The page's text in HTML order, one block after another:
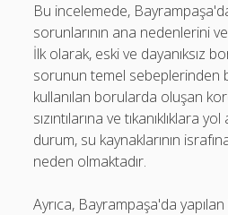
Bu incelemede,
sorunlarının ana nedenlerini
İlk olarak, eski ve dayanıksız
sorunun temel sebeplerinden
kullanılan borularda oluşan
sızıntılarına ve tıkanıklıklara
durum, su kaynaklarının
neden olmaktadır.
Ayrıca, Bayrampaşa'da